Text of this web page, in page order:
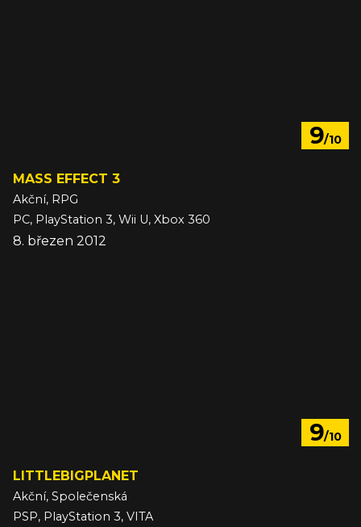
9/10
MASS EFFECT 3
Akční, RPG
PC, PlayStation 3, Wii U, Xbox 360
8. březen 2012
9/10
LITTLEBIGPLANET
Akční, Společenská
PSP, PlayStation 3, VITA